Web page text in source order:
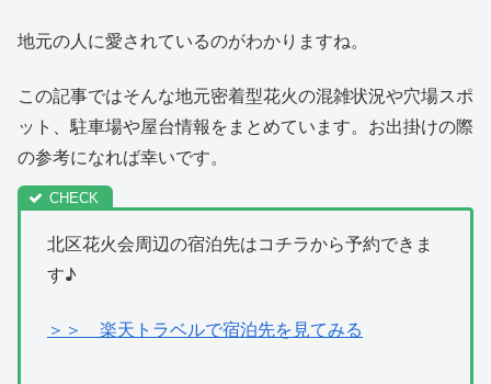
地元の人に愛されているのがわかりますね。
この記事ではそんな地元密着型花火の混雑状況や穴場スポ
ット、駐車場や屋台情報をまとめています。お出掛けの際
の参考になれば幸いです。
北区花火会周辺の宿泊先はコチラから予約できま
す♪
＞＞ 楽天トラベルで宿泊先を見てみる